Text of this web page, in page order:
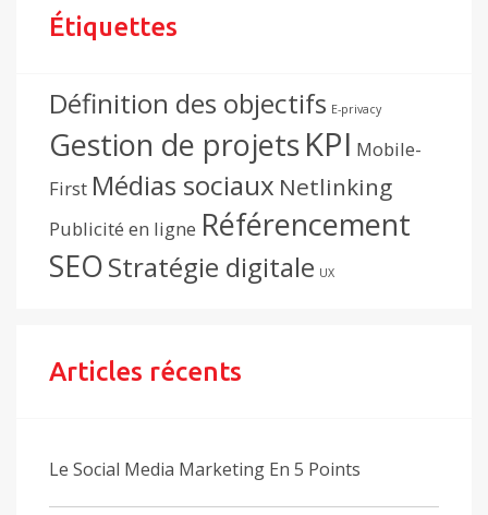
Étiquettes
Définition des objectifs E-privacy
Gestion de projetsKPI Mobile-
First Médias sociaux Netlinking
Publicité en ligne Référencement
SEOStratégie digitale UX
Articles récents
Le Social Media Marketing En 5 Points